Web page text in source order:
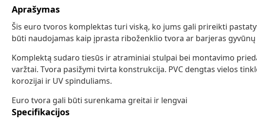
Aprašymas
Šis euro tvoros komplektas turi viską, ko jums gali prireikti
būti naudojamas kaip įprasta riboženklio tvora ar barjeras
Komplektą sudaro tiesūs ir atraminiai stulpai bei montavimo
varžtai. Tvora pasižymi tvirta konstrukcija. PVC dengtas vielos
korozijai ir UV spinduliams.
Euro tvora gali būti surenkama greitai ir lengvai
Specifikacijos